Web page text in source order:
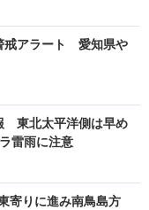
戒アラート 愛知県や
東北太平洋側は早め
雷雨に注意
寄りに進み南鳥島方